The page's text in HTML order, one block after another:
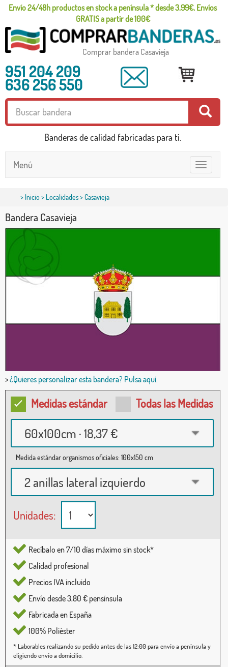
Envío 24/48h productos en stock a península * desde 3,99€, Envíos
GRATIS a partir de 100€
Comprar bandera Casavieja
951 204 209
636 256 550
Banderas de calidad fabricadas para ti.
Toggle
navigation
Menú
> Inicio> Localidades> Casavieja
Bandera Casavieja
>¿Quieres personalizar esta bandera? Pulsa aquí.
Medidas estándar Todas las Medidas
60x100cm · 18,37 €
Medida estándar organismos oficiales: 100x150 cm
2 anillas lateral izquierdo
Unidades:
Recíbalo en 7/10 días máximo sin stock*
Calidad profesional
Precios IVA incluido
Envío desde 3,80 € pensínsula
Fabricada en España
100% Poliéster
* Laborables realizando su pedido antes de las 12:00 para envío a península y
eligiendo envío a domicilio.